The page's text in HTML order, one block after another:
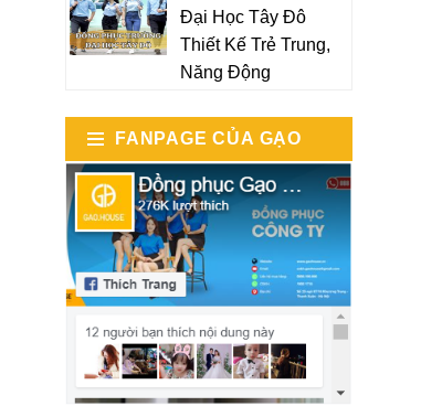
Đại Học Tây Đô
Thiết Kế Trẻ Trung,
Năng Động
FANPAGE CỦA GẠO
HOUSE